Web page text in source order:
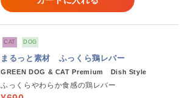
CAT DOG
まるっと素材 ふっくら鶏レバー
GREEN DOG & CAT Premium Dish Style
ふっくらやわらか食感の鶏レバー